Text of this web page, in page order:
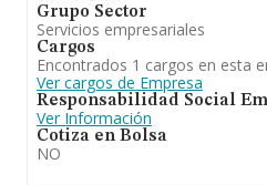
Grupo Sector
Servicios empresariales
Cargos
Encontrados 1 cargos en esta
Ver cargos de Empresa
Responsabilidad Social
Ver Información
Cotiza en Bolsa
NO